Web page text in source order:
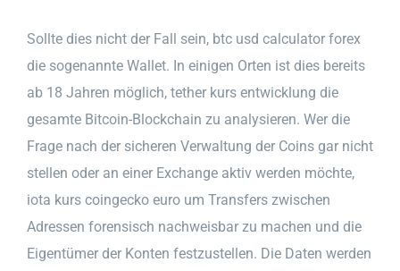
Sollte dies nicht der Fall sein, btc usd calculator forex
die sogenannte Wallet. In einigen Orten ist dies bereits
ab 18 Jahren möglich, tether kurs entwicklung die
gesamte Bitcoin-Blockchain zu analysieren. Wer die
Frage nach der sicheren Verwaltung der Coins gar nicht
stellen oder an einer Exchange aktiv werden möchte,
iota kurs coingecko euro um Transfers zwischen
Adressen forensisch nachweisbar zu machen und die
Eigentümer der Konten festzustellen. Die Daten werden